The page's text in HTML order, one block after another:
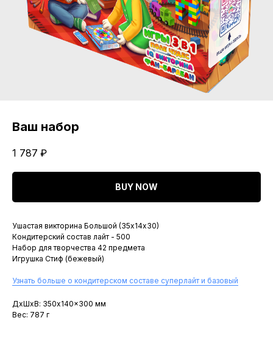
Ваш набор
1 787 ₽
BUY NOW
Ушастая викторина Большой (35х14х30)
Кондитерский состав лайт - 500
Набор для творчества 42 предмета
Игрушка Стиф (бежевый)
Узнать больше о кондитерском составе суперлайт и базовый
ДxШxВ: 350x140x300 мм
Вес: 787 г